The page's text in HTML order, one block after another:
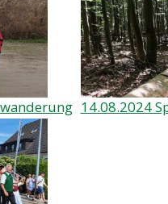
14.08.2024